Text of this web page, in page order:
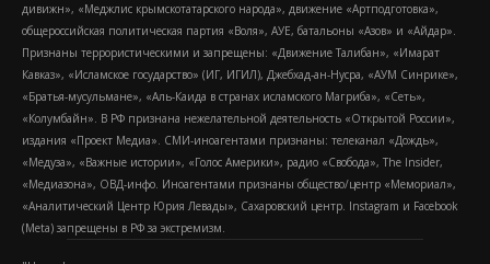
дивижн», «Меджлис крымскотатарского народа», движение «Артподготовка»,
общероссийская политическая партия «Воля», АУЕ, батальоны «Азов» и «Айдар».
Признаны террористическими и запрещены: «Движение Талибан», «Имарат
Кавказ», «Исламское государство» (ИГ, ИГИЛ), Джебхад-ан-Нусра, «АУМ Синрике»,
«Братья-мусульмане», «Аль-Каида в странах исламского Магриба», «Сеть»,
«Колумбайн». В РФ признана нежелательной деятельность «Открытой России»,
издания «Проект Медиа». СМИ-иноагентами признаны: телеканал «Дождь»,
«Медуза», «Важные истории», «Голос Америки», радио «Свобода», The Insider,
«Медиазона», ОВД-инфо. Иноагентами признаны общество/центр «Мемориал»,
«Аналитический Центр Юрия Левады», Сахаровский центр. Instagram и Facebook
(Metа) запрещены в РФ за экстремизм.